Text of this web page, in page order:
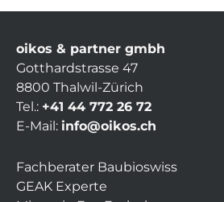
oikos & partner gmbh
Gotthardstrasse 47
8800 Thalwil-Zürich
Tel.: +41 44 772 26 72
E-Mail: info@oikos.ch
Fachberater Baubioswiss
GEAK Experte